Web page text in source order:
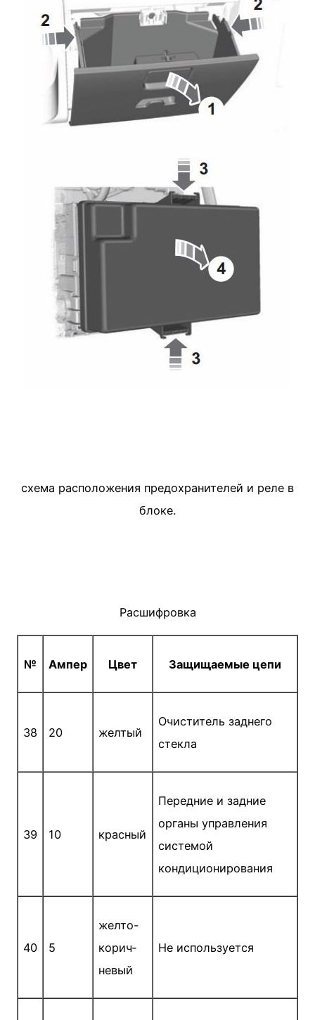
схема расположения предохранителей и реле в
блоке.
Расшифровка
№ Ампер Цвет Защищаемые цепи
38 20 желтый
Очиститель заднего
стекла
39 10 красный
Передние и задние
органы управления
системой
кондиционирования
40 5
желто-
корич­
невый
Не используется